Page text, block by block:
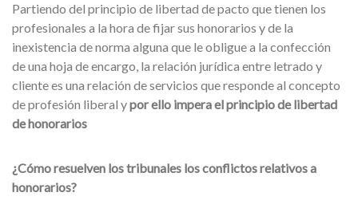
Partiendo del principio de libertad de pacto que tienen los
profesionales a la hora de fijar sus honorarios y de la
inexistencia de norma alguna que le obligue a la confección
de una hoja de encargo, la relación jurídica entre letrado y
cliente es una relación de servicios que responde al concepto
de profesión liberal ypor ello impera el principio de libertad
de honorarios
¿Cómo resuelven los tribunales los conflictos relativos a
honorarios?